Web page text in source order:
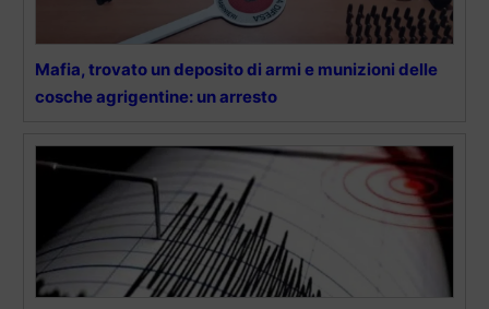
Mafia, trovato un deposito di armi e munizioni delle
cosche agrigentine: un arresto